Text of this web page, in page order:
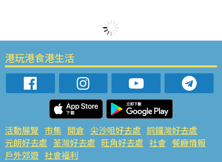
港玩港食港生活
活動展覽 市集 開倉 尖沙咀好去處 銅鑼灣好去處
元朗好去處 荃灣好去處 旺角好去處 社會 餐廳情報
戶外郊遊 社會福利